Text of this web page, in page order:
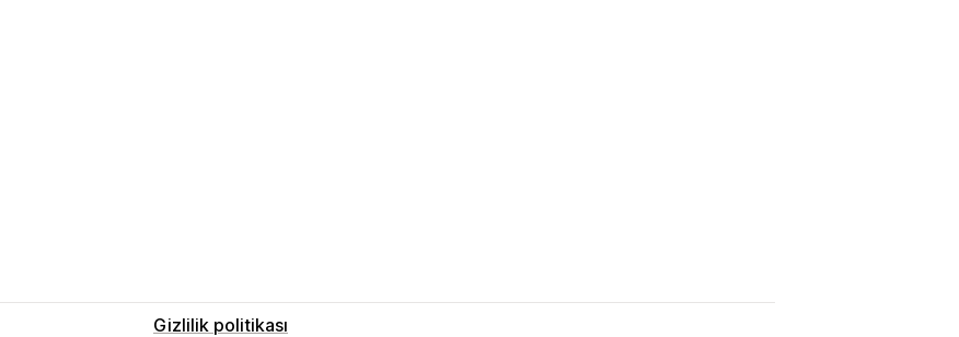
Gizlilik politikası